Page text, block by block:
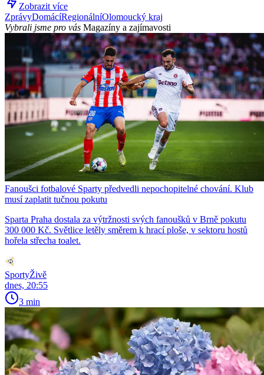
Zobrazit více
ZprávyDomácíRegionálníOlomoucký kraj
Vybrali jsme pro vás Magazíny a zajímavosti
Fanoušci fotbalové Sparty předvedli nepochopitelné chování. Klub
musí zaplatit tučnou pokutu
Sparta Praha dostala za výtržnosti svých fanoušků v Brně pokutu
300 000 Kč. Světlice letěly směrem k hrací ploše, v sektoru hostů
hořela střecha toalet.
SportyŽivě
dnes, 20:55
3 min